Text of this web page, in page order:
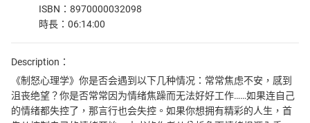
ISBN：8970000032098
時長：06:14:00
Description：
《制怒心理学》你是否会遇到以下几种情况：常常焦虑不安，感到
沮丧绝望？你是否常常因为情绪焦躁而无法好好工作……如果连自己
的情绪都失控了，那言行也会失控。如果你想拥有精彩的人生，首